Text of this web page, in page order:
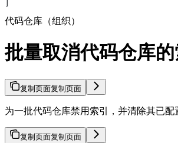
代码仓库（组织）
批量取消代码仓库的
复制页面复制页面
为一批代码仓库禁用索引，并清除其已配
复制页面复制页面